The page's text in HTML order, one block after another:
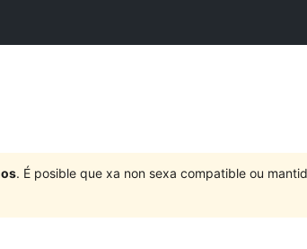
. É posible que xa non sexa compatible ou